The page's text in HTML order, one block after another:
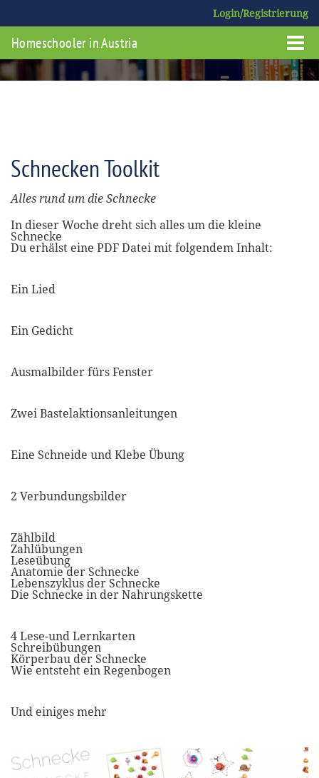
Login/Registrierung
Homeschooler in Austria
Schnecken Toolkit
Alles rund um die Schnecke
In dieser Woche dreht sich alles um die kleine
Schnecke
Du erhälst eine PDF Datei mit folgendem Inhalt:
Ein Lied
Ein Gedicht
Ausmalbilder fürs Fenster
Zwei Bastelaktionsanleitungen
Eine Schneide und Klebe Übung
2 Verbundungsbilder
Zählbild
Zahlübungen
Leseübung
Anatomie der Schnecke
Lebenszyklus der Schnecke
Die Schnecke in der Nahrungskette
4 Lese-und Lernkarten
Schreibübungen
Körperbau der Schnecke
Wie entsteht ein Regenbogen
Und einiges mehr